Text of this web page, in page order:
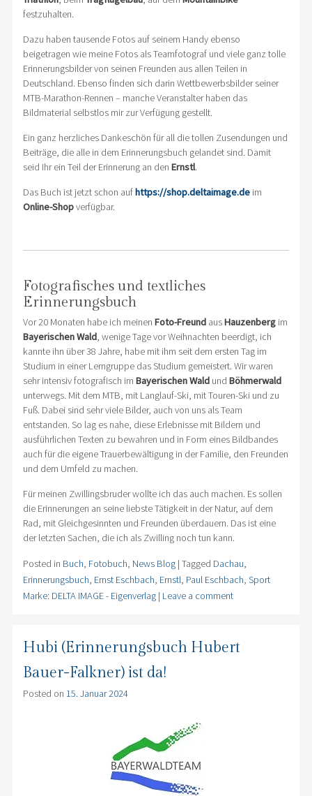
festzuhalten.
Dazu haben tausende Fotos auf seinem Handy ebenso
beigetragen wie meine Fotos als Teamfotograf und viele ganz tolle
Erinnerungsbilder von seinen Freunden aus allen Teilen in
Deutschland. Ebenso finden sich darin Wettbewerbsbilder seiner
MTB-Marathon-Rennen – manche Veranstalter haben das
Bildmaterial selbstlos mir zur Verfügung gestellt.
Ein ganz herzliches Dankeschön für all die tollen Zusendungen und
Beiträge, die alle in dem Erinnerungsbuch gelandet sind. Damit
seid Ihr ein Teil der Erinnerung an den Ernstl.
Das Buch ist jetzt schon aufhttps://shop.deltaimage.deim
Online-Shopverfügbar.
Fotografisches und textliches
Erinnerungsbuch
Vor 20 Monaten habe ich meinen Foto-FreundausHauzenbergim
Bayerischen Wald, wenige Tage vor Weihnachten beerdigt, ich
kannte ihn über 38 Jahre, habe mit ihm seit dem ersten Tag im
Studium in einer Lerngruppe das Studium gemeistert. Wir waren
sehr intensiv fotografisch im Bayerischen Waldund Böhmerwald
unterwegs. Mit dem MTB, mit Langlauf-Ski, mit Touren-Ski und zu
Fuß. Dabei sind sehr viele Bilder, auch von uns als Team
entstanden. So lag es nahe, diese Erlebnisse mit Bildern und
ausführlichen Texten zu bewahren und in Form eines Bildbandes
auch für die eigene Trauerbewältigung in der Familie, den Freunden
und dem Umfeld zu machen.
Für meinen Zwillingsbruder wollte ich das auch machen. Es sollen
die Erinnerungen an seine liebste Tätigkeit in der Natur, auf dem
Rad, mit Gleichgesinnten und Freunden überdauern. Das ist eine
der letzten Sachen, die ich als Zwilling noch tun kann.
Posted in Buch, Fotobuch, News Blog | Tagged Dachau,
Erinnerungsbuch, Ernst Eschbach, Ernstl, Paul Eschbach, Sport
Marke: DELTA IMAGE - Eigenverlag | Leave a comment
Hubi (Erinnerungsbuch Hubert
Bauer-Falkner) ist da!
Posted on 15. Januar 2024